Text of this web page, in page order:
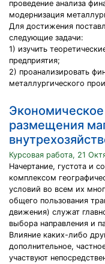
проведение анализа
модернизация
Для достижения
следующие задачи:
1) изучить
предприятия;
2) проанализировать
металлургического
размещения
Курсовая работа, 21
Начертание, густота и
комплексом
условий во всем их
общего пользования
движения) служат
выбора направления и
Влияние каких-либо
дополнительное,
участвуют